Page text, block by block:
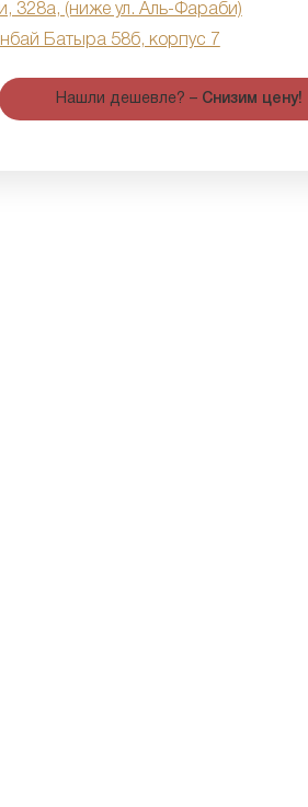
328а, (ниже ул. Аль-Фараби)
Батыра 58б, корпус 7
Нашли дешевле? – Снизим цену!